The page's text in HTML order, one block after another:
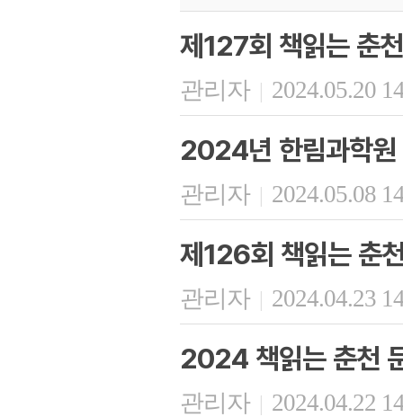
제127회 책읽는 춘천
관리자 | 2024.05.20
2024년 한림과학원
관리자 | 2024.05.08
제126회 책읽는 춘
관리자 | 2024.04.23
2024 책읽는 춘천
관리자 | 2024.04.22